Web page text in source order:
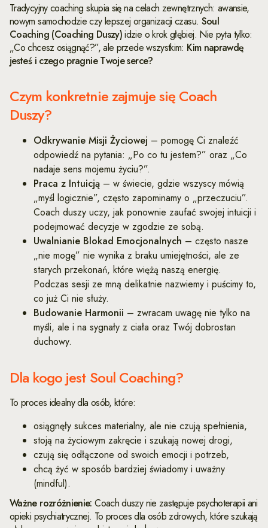
Tradycyjny coaching skupia się na celach zewnętrznych: awansie,
nowym samochodzie czy lepszej organizacji czasu. Soul
Coaching (Coaching Duszy)idzie o krok głębiej. Nie pyta tylko:
„Co chcesz osiągnąć?”, ale przede wszystkim: Kim naprawdę
jesteś i czego pragnie Twoje serce?
Czym konkretnie zajmuje się Coach
Duszy?
Odkrywanie Misji Życiowej – pomogę Ci znaleźć
odpowiedź na pytania: „Po co tu jestem?” oraz „Co
nadaje sens mojemu życiu?”.
Praca z Intuicją – w świecie, gdzie wszyscy mówią
„myśl logicznie”, często zapominamy o „przeczuciu”.
Coach duszy uczy, jak ponownie zaufać swojej intuicji i
podejmować decyzje w zgodzie ze sobą.
Uwalnianie Blokad Emocjonalnych – często nasze
„nie mogę” nie wynika z braku umiejętności, ale ze
starych przekonań, które więżą naszą energię.
Podczas sesji ze mną delikatnie nazwiemy i puścimy to,
co już Ci nie służy.
Budowanie Harmonii – zwracam uwagę nie tylko na
myśli, ale i na sygnały z ciała oraz Twój dobrostan
duchowy.
Dla kogo jest Soul Coaching?
To proces idealny dla osób, które:
osiągnęły sukces materialny, ale nie czują spełnienia,
stoją na życiowym zakręcie i szukają nowej drogi,
czują się odłączone od swoich emocji i potrzeb,
chcą żyć w sposób bardziej świadomy i uważny
(mindful).
Ważne rozróżnienie: Coach duszy nie zastępuje psychoterapii ani
opieki psychiatrycznej. To proces dla osób zdrowych, które szukają